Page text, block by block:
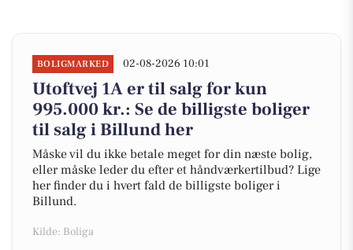
BOLIGMARKED 02-08-2026 10:01
Utoftvej 1A er til salg for kun
995.000 kr.: Se de billigste boliger
til salg i Billund her
Måske vil du ikke betale meget for din næste bolig,
eller måske leder du efter et håndværkertilbud? Lige
her finder du i hvert fald de billigste boliger i
Billund.
Kilde: Boliga